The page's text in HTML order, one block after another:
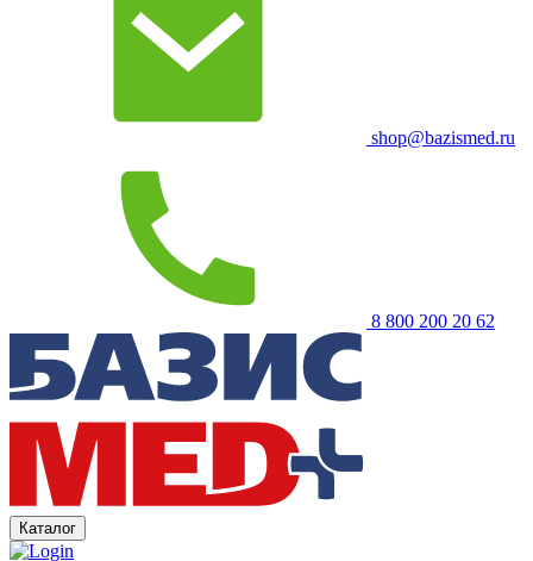
shop@bazismed.ru
8 800 200 20 62
Каталог